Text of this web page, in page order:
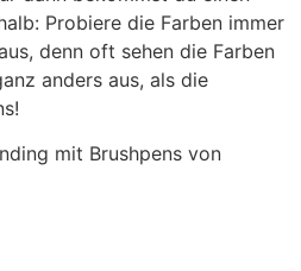
Probiere die Farben immer
denn oft sehen die Farben
anders aus, als die